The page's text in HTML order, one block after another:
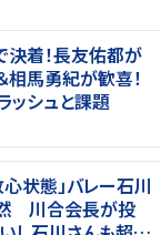
着！長友佑都が
相馬勇紀が歓喜！
ッシュと課題
状態」バレー石川
然 川合会長が投